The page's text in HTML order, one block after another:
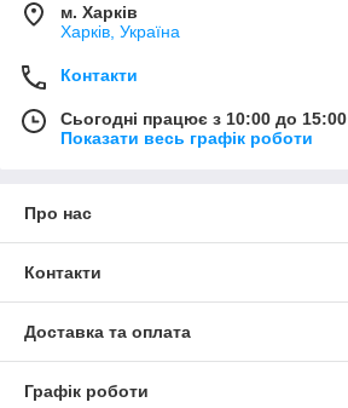
м. Харків
Харків, Україна
Контакти
Сьогодні працює з 10:00 до 15:00
Показати весь графік роботи
Про нас
Контакти
Доставка та оплата
Графік роботи